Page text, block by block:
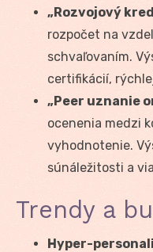
„Rozvojový
rozpočet na
schvaľovaním.
certifikácií,
„Peer uznanie
ocenenia medzi
vyhodnotenie.
súnáležitosti a
Trendy a
Hyper-